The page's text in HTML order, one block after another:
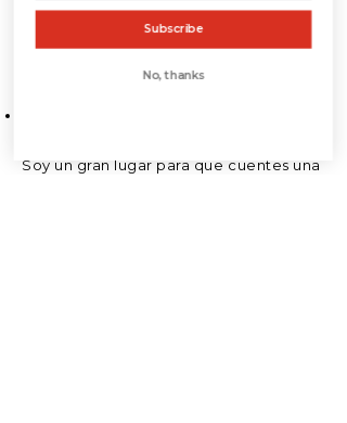
texto" o haga doble clic en mí para
Soy un gran lugar para que cuentes una
Subscribe
No, thanks